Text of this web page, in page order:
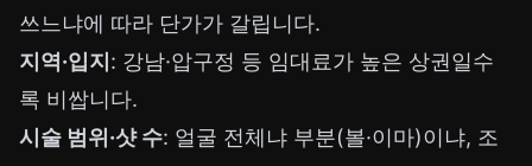
쓰느냐에 따라 단가가 갈립니다.
지역·입지 : 강남·압구정 등 임대료가 높은 상권일수
록 비쌉니다.
시술 범위·샷 수: 얼굴 전체냐 부분(볼·이마)이냐, 조